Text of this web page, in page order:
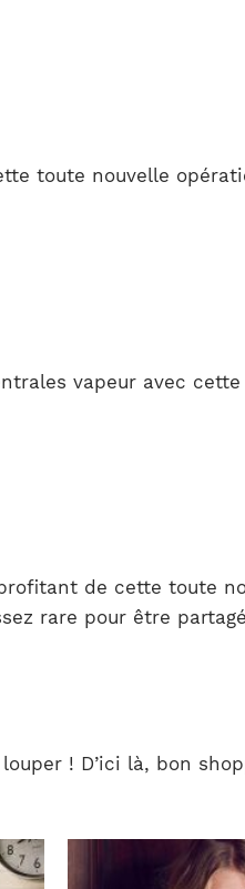
toute nouvelle
vapeur avec
de cette toute
rare pour être
! D’ici là, bon